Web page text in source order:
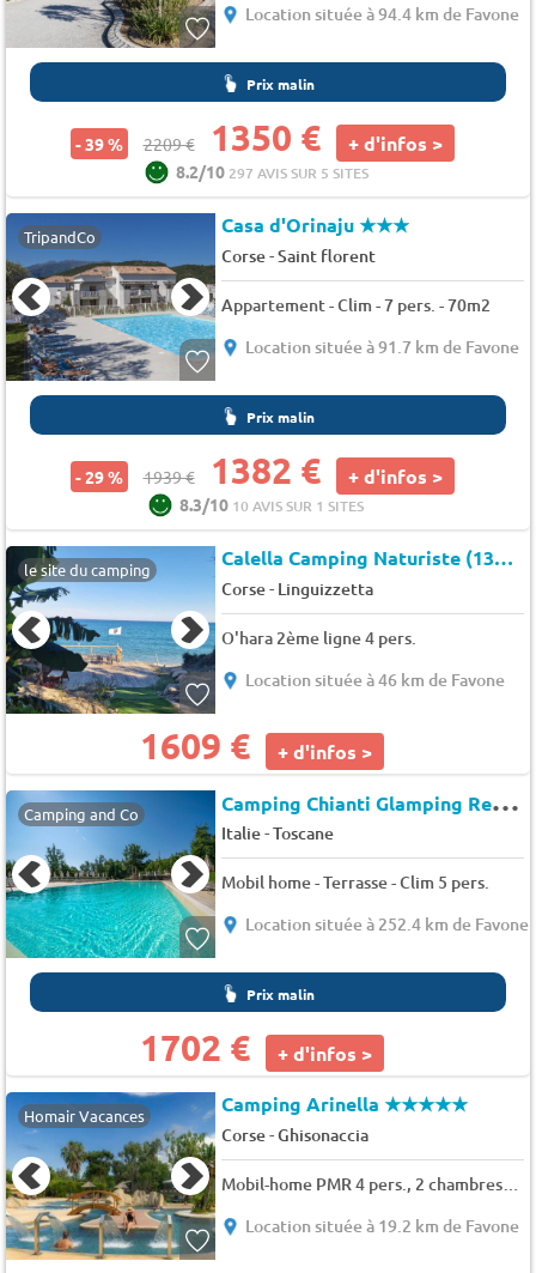
Location située à 94.4 km de Favone
Prix malin
- 39 % 2209 € 1350 € + d'infos >
8.2/10 297 AVIS SUR 5 SITES
TripandCo Casa d'Orinaju★★★
Corse-Saint florent
Appartement - Clim - 7 pers. - 70m2
Location située à 91.7 km de Favone
Prix malin
- 29 % 1939 € 1382 € + d'infos >
8.3/10 10 AVIS SUR 1 SITES
le site du camping Calella Camping Naturiste (13084)
Corse- Linguizzetta
O'hara 2ème ligne 4 pers.
Location située à 46 km de Favone
1609 € + d'infos >
Camping and Co C
amping Chianti Glamping Resort
Italie-Toscane
Mobil home - Terrasse - Clim 5 pers.
Location située à 252.4 km de Favone
Prix malin
1702 € + d'infos >
Homair Vacances Camping Arinella★★★★★
Corse-Ghisonaccia
Mobil-home PMR 4 pers., 2 chambres, 31 m²
Location située à 19.2 km de Favone